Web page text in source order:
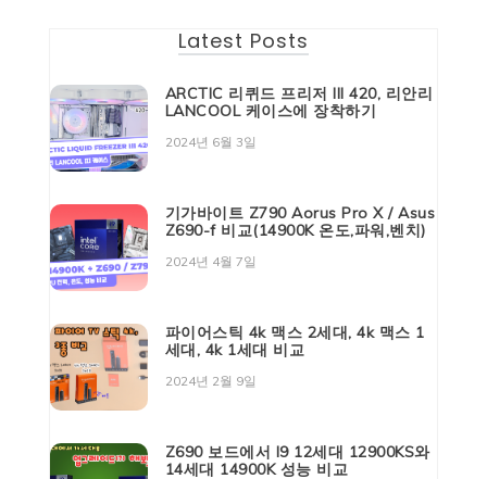
Latest Posts
ARCTIC 리퀴드 프리저 III 420, 리안리
LANCOOL 케이스에 장착하기
2024년 6월 3일
기가바이트 Z790 Aorus Pro X / Asus
Z690-f 비교(14900K 온도,파워,벤치)
2024년 4월 7일
파이어스틱 4k 맥스 2세대, 4k 맥스 1
세대, 4k 1세대 비교
2024년 2월 9일
Z690 보드에서 I9 12세대 12900KS와
14세대 14900K 성능 비교